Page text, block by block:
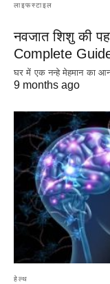
लाइफस्टाइल
नवजात शिशु की
Complete
घर में एक नन्हे मेहमान का
9 months ago
हेल्थ